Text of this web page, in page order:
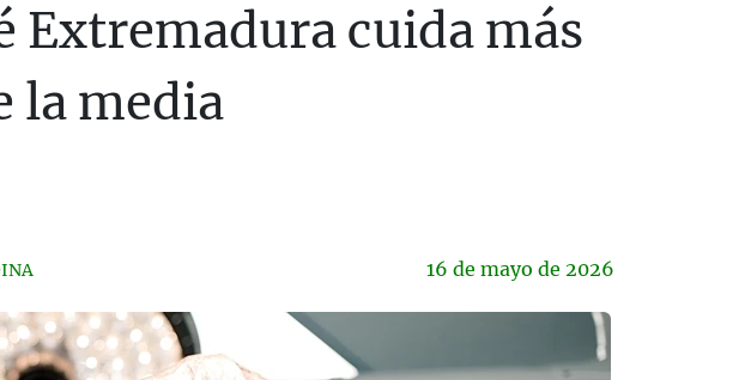
Extremadura cuida más
la media
16 de mayo de 2026